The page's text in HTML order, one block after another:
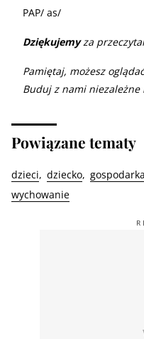
PAP/ as/
Dziękujemyza
Pamiętaj, możesz
Buduj z nami niezależne
Powiązane tematy
dzieci dziecko gospodarka
wychowanie